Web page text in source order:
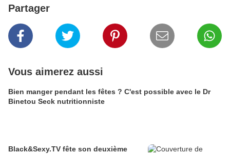
Partager
Vous aimerez aussi
Bien manger pendant les fêtes ? C'est possible avec le Dr
Binetou Seck nutritionniste
Black&Sexy.TV fête son deuxième